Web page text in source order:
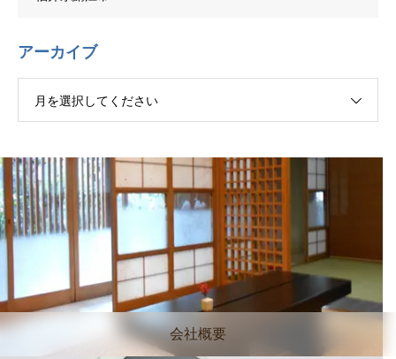
アーカイブ
月を選択してください
会社概要